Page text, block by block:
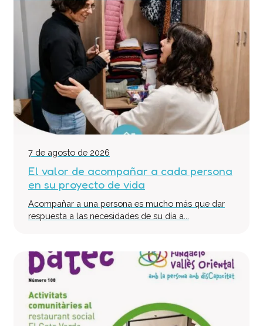
Lavandería
Catering
Servicios Generales
Practicas e inserción laboral
Asesoramiento LGD y RSC
Equipo Multidisciplinario de Soporte
Colabora
Voluntari@s
Donaciones
Proyectos
Noticias
Contacto
7 de agosto de 2026
El valor de acompañar a cada persona
en su proyecto de vida
Acompañar a una persona es mucho más que dar
respuesta a las necesidades de su día a...